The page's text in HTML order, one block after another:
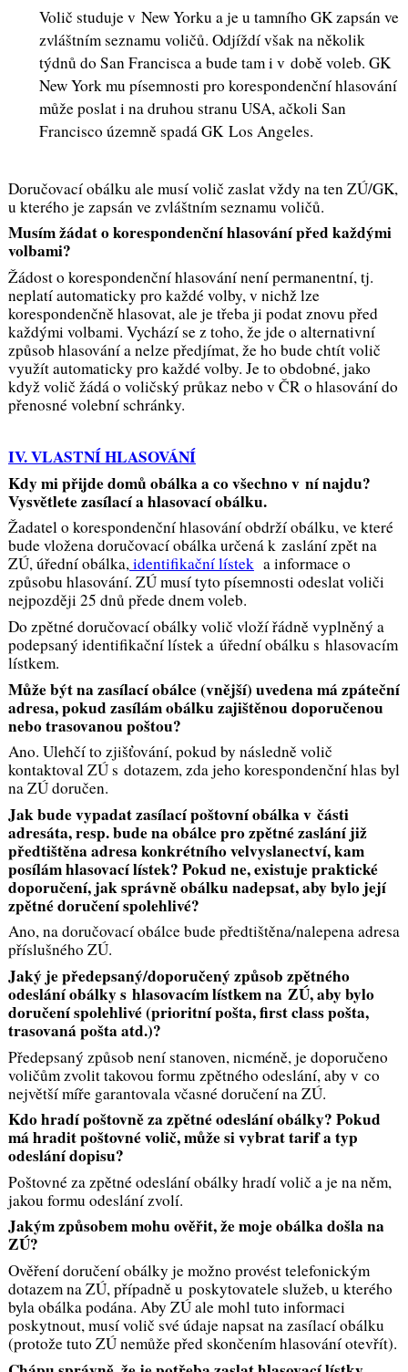
Volič studuje v New Yorku a je u tamního GK zapsán ve
zvláštním seznamu voličů. Odjíždí však na několik
týdnů do San Francisca a bude tam i v době voleb. GK
New York mu písemnosti pro korespondenční hlasování
může poslat i na druhou stranu USA, ačkoli San
Francisco územně spadá GK Los Angeles.
Doručovací obálku ale musí volič zaslat vždy na ten ZÚ/GK,
u kterého je zapsán ve zvláštním seznamu voličů.
Musím žádat o korespondenční hlasování před každými
volbami?
Žádost o korespondenční hlasování není permanentní, tj.
neplatí automaticky pro každé volby, v nichž lze
korespondenčně hlasovat, ale je třeba ji podat znovu před
každými volbami. Vychází se z toho, že jde o alternativní
způsob hlasování a nelze předjímat, že ho bude chtít volič
využít automaticky pro každé volby. Je to obdobné, jako
když volič žádá o voličský průkaz nebo v ČR o hlasování do
přenosné volební schránky.
IV. VLASTNÍ HLASOVÁNÍ
Kdy mi přijde domů obálka a co všechno v ní najdu?
Vysvětlete zasílací a hlasovací obálku.
Žadatel o korespondenční hlasování obdrží obálku, ve které
bude vložena doručovací obálka určená k zaslání zpět na
ZÚ, úřední obálka,identifikační lísteka informace o
způsobu hlasování. ZÚ musí tyto písemnosti odeslat voliči
nejpozději 25 dnů přede dnem voleb.
Do zpětné doručovací obálky volič vloží řádně vyplněný a
podepsaný identifikační lístek a úřední obálku s hlasovacím
lístkem.
Může být na zasílací obálce (vnější) uvedena má zpáteční
adresa, pokud zasílám obálku zajištěnou doporučenou
nebo trasovanou poštou?
Ano. Ulehčí to zjišťování, pokud by následně volič
kontaktoval ZÚ s dotazem, zda jeho korespondenční hlas byl
na ZÚ doručen.
Jak bude vypadat zasílací poštovní obálka v části
adresáta, resp. bude na obálce pro zpětné zaslání již
předtištěna adresa konkrétního velvyslanectví, kam
posílám hlasovací lístek? Pokud ne, existuje praktické
doporučení, jak správně obálku nadepsat, aby bylo její
zpětné doručení spolehlivé?
Ano, na doručovací obálce bude předtištěna/nalepena adresa
příslušného ZÚ.
Jaký je předepsaný/doporučený způsob zpětného
odeslání obálky s hlasovacím lístkem na ZÚ, aby bylo
doručení spolehlivé (prioritní pošta, first class pošta,
trasovaná pošta atd.)?
Předepsaný způsob není stanoven, nicméně, je doporučeno
voličům zvolit takovou formu zpětného odeslání, aby v co
největší míře garantovala včasné doručení na ZÚ.
Kdo hradí poštovně za zpětné odeslání obálky? Pokud
má hradit poštovné volič, může si vybrat tarif a typ
odeslání dopisu?
Poštovné za zpětné odeslání obálky hradí volič a je na něm,
jakou formu odeslání zvolí.
Jakým způsobem mohu ověřit, že moje obálka došla na
ZÚ?
Ověření doručení obálky je možno provést telefonickým
dotazem na ZÚ, případně u poskytovatele služeb, u kterého
byla obálka podána. Aby ZÚ ale mohl tuto informaci
poskytnout, musí volič své údaje napsat na zasílací obálku
(protože tuto ZÚ nemůže před skončením hlasování otevřít).